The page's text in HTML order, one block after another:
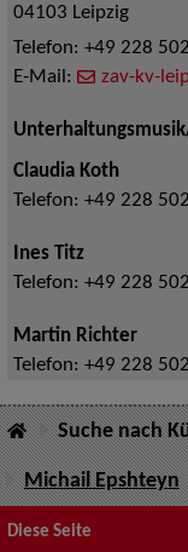
04103 Leipzig
Telefon: +49 228
E-Mail:
zav-kv-
Claudia Koth
Telefon: +49 228
Ines Titz
Telefon: +49 228
Martin Richter
Telefon: +49 228
Suche nach
Michail Epshteyn
Diese Seite